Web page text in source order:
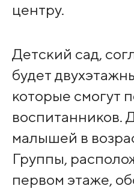
центру.
Детский сад,
будет
которые смогут
воспитанников.
малышей в
Группы,
первом этаже,